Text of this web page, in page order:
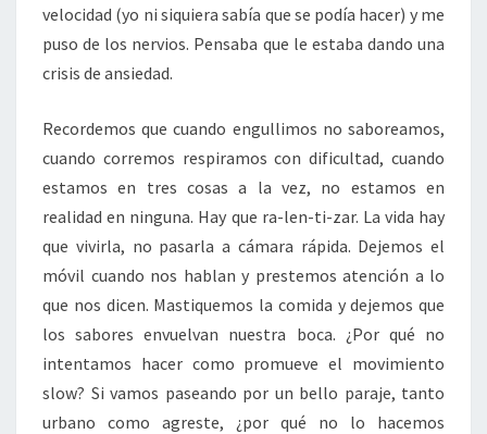
velocidad (yo ni siquiera sabía que se podía hacer) y me
puso de los nervios. Pensaba que le estaba dando una
crisis de ansiedad.
Recordemos que cuando engullimos no saboreamos,
cuando corremos respiramos con dificultad, cuando
estamos en tres cosas a la vez, no estamos en
realidad en ninguna. Hay que ra-len-ti-zar. La vida hay
que vivirla, no pasarla a cámara rápida. Dejemos el
móvil cuando nos hablan y prestemos atención a lo
que nos dicen. Mastiquemos la comida y dejemos que
los sabores envuelvan nuestra boca. ¿Por qué no
intentamos hacer como promueve el movimiento
slow? Si vamos paseando por un bello paraje, tanto
urbano como agreste, ¿por qué no lo hacemos